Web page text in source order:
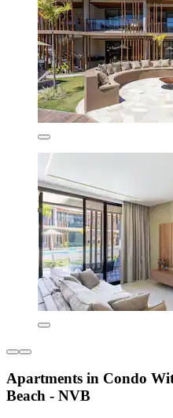
Apartments in Condo
Beach - NVB